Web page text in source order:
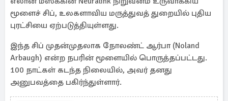
மூளைச் சிப், உலகளாவிய மருத்துவத் துறையில் புதிய
புரட்சியை ஏற்படுத்தியுள்ளது.
இந்த சிப் முதன்முதலாக நோலண்ட் ஆர்பா (Noland
Arbaugh) என்ற நபரின் மூளையில் பொருத்தப்பட்டது.
100 நாட்கள் கடந்த நிலையில், அவர் தனது
அனுபவத்தை பகிர்ந்துள்ளார்.